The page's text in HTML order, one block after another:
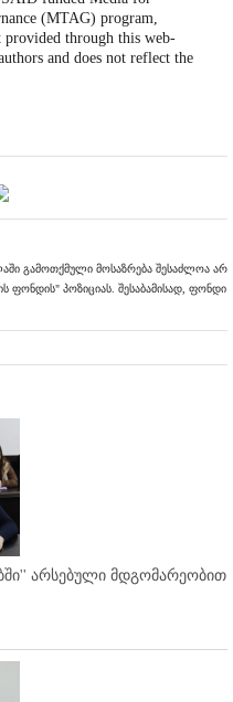
(MTAG) program,
through this web-
and does not reflect the
გამოთქმული მოსაზრება შესაძლოა არ
ფონდის" პოზიციას. შესაბამისად, ფონდი
არსებული მდგომარეობით